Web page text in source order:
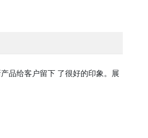
品给客户留下 了很好的印象。展